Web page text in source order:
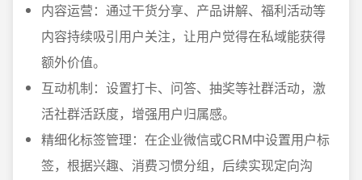
内容运营：通过干货分享、产品讲解、福利活动等
内容持续吸引用户关注，让用户觉得在私域能获得
额外价值。
互动机制：设置打卡、问答、抽奖等社群活动，激
活社群活跃度，增强用户归属感。
精细化标签管理：在企业微信或CRM中设置用户标
签，根据兴趣、消费习惯分组，后续实现定向沟